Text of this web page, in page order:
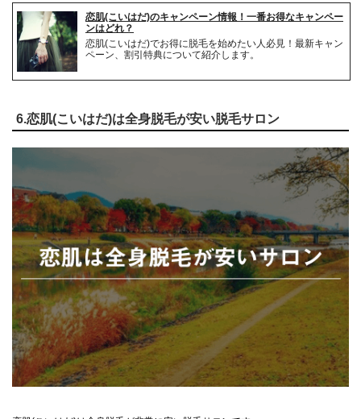
恋肌(こいはだ)のキャンペーン情報！一番お得なキャンペー
ンはどれ？
恋肌(こいはだ)でお得に脱毛を始めたい人必見！最新キャン
ペーン、割引特典について紹介します。
6.恋肌(こいはだ)は全身脱毛が安い脱毛サロン